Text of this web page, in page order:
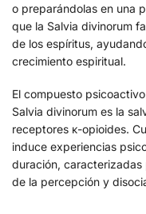
o preparándolas en una
que la Salvia divinorum
de los espíritus,
crecimiento espiritual.
El compuesto
Salvia divinorum es la
receptores κ-opioides.
induce experiencias
duración, caracterizadas
de la percepción y